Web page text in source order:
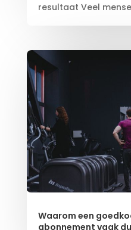
resultaat Veel
Waarom een
abonnement vaak